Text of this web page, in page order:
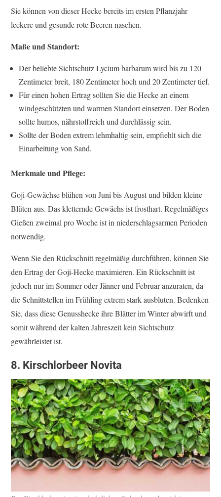
Sie können von dieser Hecke bereits im ersten Pflanzjahr
leckere und gesunde rote Beeren naschen.
Maße und Standort:
Der beliebte Sichtschutz Lycium barbarum wird bis zu 120
Zentimeter breit, 180 Zentimeter hoch und 20 Zentimeter tief.
Für einen hohen Ertrag sollten Sie die Hecke an einem
windgeschützten und warmen Standort einsetzen. Der Boden
sollte humos, nährstoffreich und durchlässig sein.
Sollte der Boden extrem lehmhaltig sein, empfiehlt sich die
Einarbeitung von Sand.
Merkmale und Pflege:
Goji-Gewächse blühen von Juni bis August und bilden kleine
Blüten aus. Das kletternde Gewächs ist frosthart. Regelmäßiges
Gießen zweimal pro Woche ist in niederschlagsarmen Perioden
notwendig.
Wenn Sie den Rückschnitt regelmäßig durchführen, können Sie
den Ertrag der Goji-Hecke maximieren. Ein Rückschnitt ist
jedoch nur im Sommer oder Jänner und Februar anzuraten, da
die Schnittstellen im Frühling extrem stark ausbluten. Bedenken
Sie, dass diese Genusshecke ihre Blätter im Winter abwirft und
somit während der kalten Jahreszeit kein Sichtschutz
gewährleistet ist.
8. Kirschlorbeer Novita